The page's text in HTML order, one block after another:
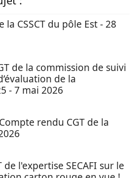
CSSCT du pôle Est - 28
de la commission de suivi
de la
- 7 mai 2026
rendu CGT de la
l'expertise SECAFI sur le